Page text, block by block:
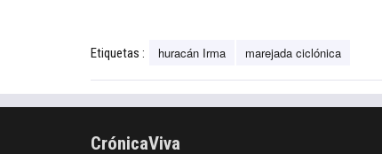
Etiquetas : huracán Irma marejada ciclónica
CrónicaViva